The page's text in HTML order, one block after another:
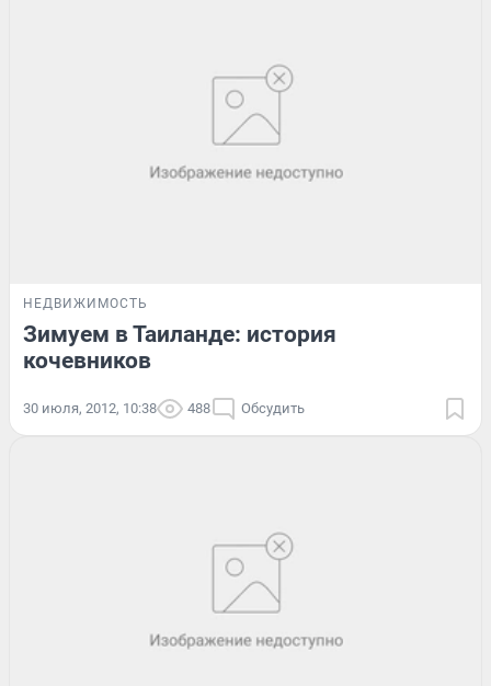
НЕДВИЖИМОСТЬ
Зимуем в Таиланде: история
кочевников
30 июля, 2012, 10:38 488 Обсудить